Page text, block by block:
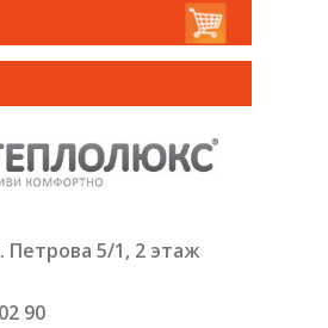
Петрова 5/1, 2 этаж
90